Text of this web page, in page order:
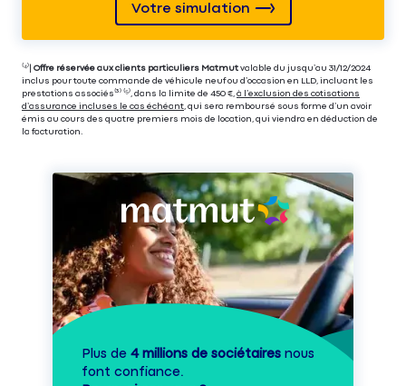
Votre simulation
⁽⁴⁾| Offre réservée aux clients particuliers Matmut valable du jusqu’au 31/12/2024
inclus pour toute commande de véhicule neuf ou d’occasion en LLD, incluant les
prestations associés⁽³⁾ ⁽⁵⁾, dans la limite de 450 €, à l’exclusion des cotisations
d’assurance incluses le cas échéant, qui sera remboursé sous forme d’un avoir
émis au cours des quatre premiers mois de location, qui viendra en déduction de
la facturation.
Plus de 4 millions de sociétaires nous
font confiance.